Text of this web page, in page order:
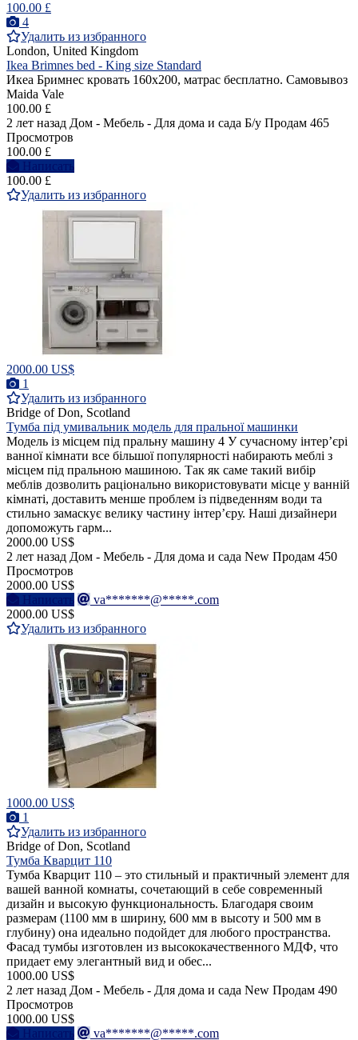
100.00 £
4
Удалить из избранного
London, United Kingdom
Ikea Brimnes bed - King size Standard
Икеа Бримнес кровать 160х200, матрас бесплатно. Самовывоз
Maida Vale
100.00 £
2 лет назад Дом - Мебель - Для дома и сада Б/у Продам 465
Просмотров
100.00 £
Написать
100.00 £
Удалить из избранного
2000.00 US$
1
Удалить из избранного
Bridge of Don, Scotland
Тумба під умивальник модель для пральної машинки
Модель із місцем під пральну машину 4 У сучасному інтер’єрі
ванної кімнати все більшої популярності набирають меблі з
місцем під пральною машиною. Так як саме такий вибір
меблів дозволить раціонально використовувати місце у ванній
кімнаті, доставить менше проблем із підведенням води та
стильно замаскує велику частину інтер’єру. Наші дизайнери
допоможуть гарм...
2000.00 US$
2 лет назад Дом - Мебель - Для дома и сада New Продам 450
Просмотров
2000.00 US$
Написать
va*******@*****.com
2000.00 US$
Удалить из избранного
1000.00 US$
1
Удалить из избранного
Bridge of Don, Scotland
Тумба Кварцит 110
Тумба Кварцит 110 – это стильный и практичный элемент для
вашей ванной комнаты, сочетающий в себе современный
дизайн и высокую функциональность. Благодаря своим
размерам (1100 мм в ширину, 600 мм в высоту и 500 мм в
глубину) она идеально подойдет для любого пространства.
Фасад тумбы изготовлен из высококачественного МДФ, что
придает ему элегантный вид и обес...
1000.00 US$
2 лет назад Дом - Мебель - Для дома и сада New Продам 490
Просмотров
1000.00 US$
Написать
va*******@*****.com